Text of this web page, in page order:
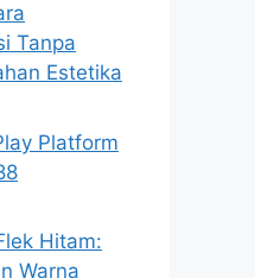
Tanpa
Estetika
Platform
Hitam:
Warna